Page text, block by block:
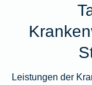
Leistungen der